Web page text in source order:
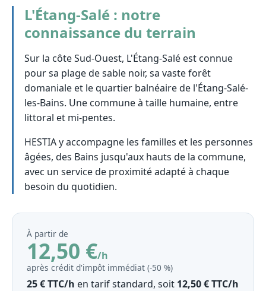
L'Étang-Salé : notre
connaissance du terrain
Sur la côte Sud-Ouest, L'Étang-Salé est connue
pour sa plage de sable noir, sa vaste forêt
domaniale et le quartier balnéaire de l'Étang-Salé-
les-Bains. Une commune à taille humaine, entre
littoral et mi-pentes.
HESTIA y accompagne les familles et les personnes
âgées, des Bains jusqu'aux hauts de la commune,
avec un service de proximité adapté à chaque
besoin du quotidien.
À partir de
12,50 €/h
après crédit d'impôt immédiat (‑50 %)
25 € TTC/h en tarif standard, soit 12,50 € TTC/h